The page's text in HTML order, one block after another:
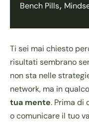
Bench Pills
Ti sei mai chiesto
risultati sembrano
non sta nelle
network, ma in
tua mente. Prima di
o comunicare il tuo